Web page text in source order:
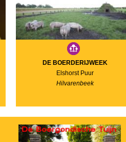
DE BOERDERIJWEEK
Elshorst Puur
Hilvarenbeek